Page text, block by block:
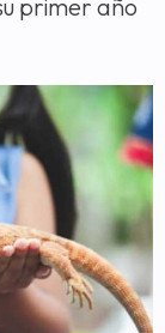
primer año